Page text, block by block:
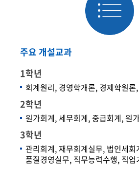
주요 개설교과
1학년
회계원리, 경영학개론, 경제학원론
2학년
원가회계, 세무회계, 중급회계, 원
3학년
관리회계, 재무회계실무, 법인세회
품질경영실무, 직무능력수행, 직업